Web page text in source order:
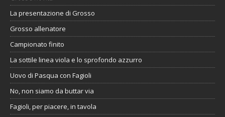
La presentazione di Grosso
Grosso allenatore
Campionato finito
La sottile linea viola e lo sprofondo azzurro
Uovo di Pasqua con Fagioli
No, non siamo da buttar via
Fagioli, per piacere, in tavola